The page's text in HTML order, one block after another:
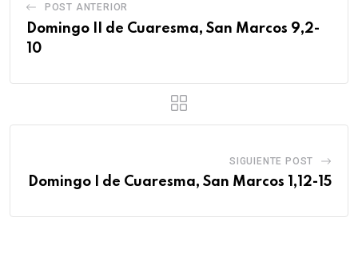
POST ANTERIOR
Domingo II de Cuaresma, San Marcos 9,2-
10
SIGUIENTE POST
Domingo I de Cuaresma, San Marcos 1,12-15